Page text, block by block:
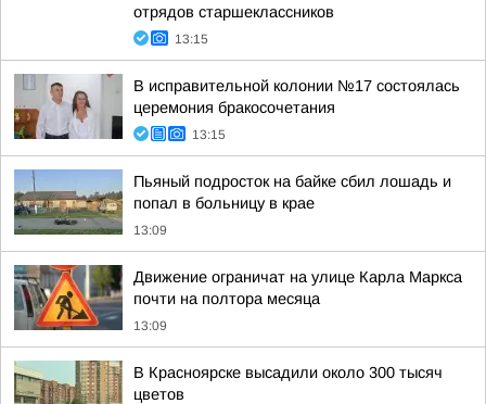
отрядов старшеклассников
13:15
В исправительной колонии №17 состоялась
церемония бракосочетания
13:15
Пьяный подросток на байке сбил лошадь и
попал в больницу в крае
13:09
Движение ограничат на улице Карла Маркса
почти на полтора месяца
13:09
В Красноярске высадили около 300 тысяч
цветов